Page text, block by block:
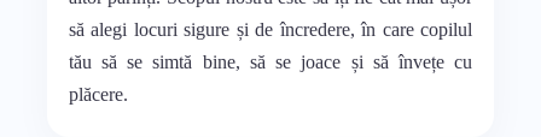
să alegi locuri sigure și de încredere, în care copilul
tău să se simtă bine, să se joace și să învețe cu
plăcere.